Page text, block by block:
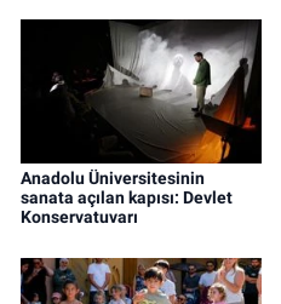
Anadolu Üniversitesinin
sanata açılan kapısı: Devlet
Konservatuvarı